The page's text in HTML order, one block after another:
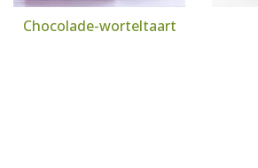
Chocolade-worteltaart